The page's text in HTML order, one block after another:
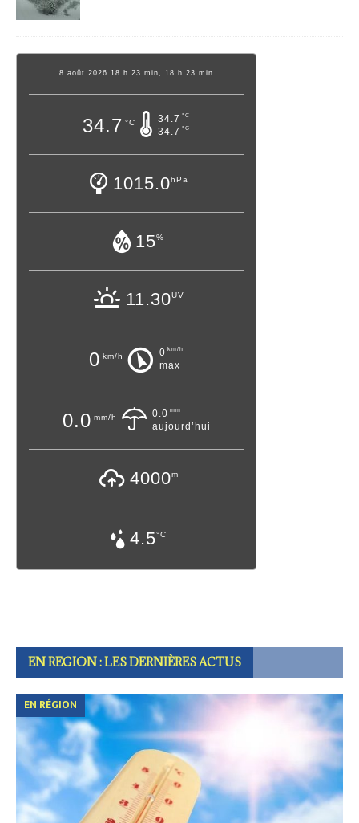
8 août 2026 18 h 23 min, 18 h 23 min
34.7 °C 34.7 °C
34.7 °C
1015.0hPa
15%
11.30UV
0 km/h 0 km/h
max
0.0 mm/h 0.0 mm
aujourd’hui
4000m
4.5°C
EN REGION : LES DERNIÈRES ACTUS
EN RÉGION